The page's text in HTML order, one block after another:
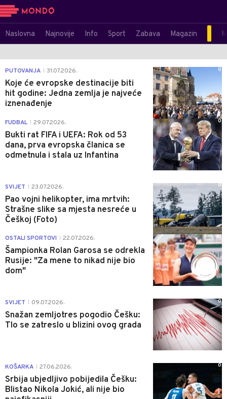
Naslovna Najnovije Info Sport Zabava Magazin
PUTOVANJA 31.07.2026.
Koje će evropske destinacije biti
hit godine: Jedna zemlja je najveće
iznenađenje
0
FUDBAL 29.07.2026.
Bukti rat FIFA i UEFA: Rok od 53
dana, prva evropska članica se
odmetnula i stala uz Infantina
0
SVIJET 23.07.2026.
Pao vojni helikopter, ima mrtvih:
Strašne slike sa mjesta nesreće u
Češkoj (Foto)
0
OSTALI SPORTOVI 22.07.2026.
Šampionka Rolan Garosa se odrekla
Rusije: "Za mene to nikad nije bio
dom"
0
SVIJET 09.07.2026.
Snažan zemljotres pogodio Češku:
Tlo se zatreslo u blizini ovog grada
0
KOŠARKA 27.06.2026.
Srbija ubjedljivo pobijedila Češku:
Blistao Nikola Jokić, ali nije bio
0